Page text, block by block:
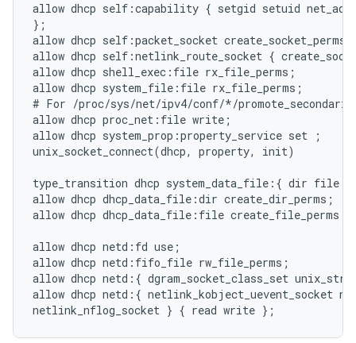
allow dhcp self:capability { setgid setuid
};
allow dhcp self:packet_socket create_socket_perms;
allow dhcp self:netlink_route_socket {
allow dhcp shell_exec:file rx_file_perms;
allow dhcp system_file:file rx_file_perms;
# For /proc/sys/net/ipv4/conf/*/
allow dhcp proc_net:file write;
allow dhcp system_prop:property_service set ;
unix_socket_connect(dhcp, property, init)
type_transition dhcp system_data_file:{ dir file }
allow dhcp dhcp_data_file:dir create_dir_perms;
allow dhcp dhcp_data_file:file create_file_perms;
allow dhcp netd:fd use;
allow dhcp netd:fifo_file rw_file_perms;
allow dhcp netd:{ dgram_socket_class_set
allow dhcp netd:{ netlink_kobject_uevent_socket